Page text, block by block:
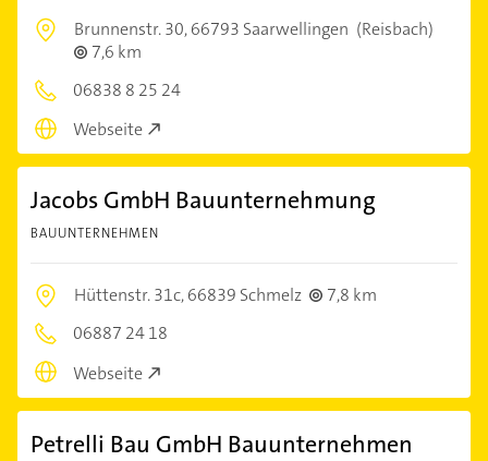
Brunnenstr. 30,66793 Saarwellingen (Reisbach)
7,6 km
06838 8 25 24
Webseite
Jacobs GmbH Bauunternehmung
BAUUNTERNEHMEN
Hüttenstr. 31c,66839 Schmelz
7,8 km
06887 24 18
Webseite
Petrelli Bau GmbH Bauunternehmen